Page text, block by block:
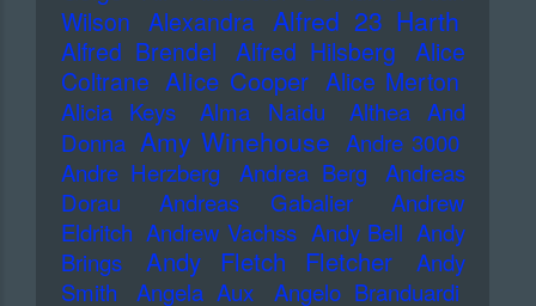
Wilson Alexandra Alfred 23 Harth
Alfred Brendel Alfred Hilsberg
Alice
Coltrane Alice Cooper Alice Merton
Alicia Keys Alma Naidu
Althea And
Donna Amy Winehouse Andre 3000
Andre Herzberg
Andrea Berg
Andreas
Dorau
Andreas Gabalier
Andrew
Eldritch Andrew Vachss Andy Bell Andy
Brings
Andy Fletch Fletcher
Andy
Smith
Angela Aux
Angelo Branduardi